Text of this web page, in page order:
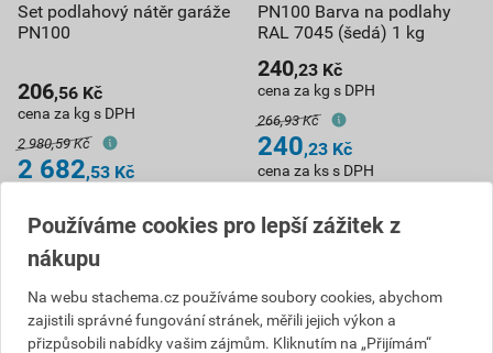
Set podlahový nátěr garáže
PN100
206,56 Kč
cena za kg s DPH
2 980,59 Kč
2 682,53 Kč
Vyberte si prodejnu
Do košíku
PN100 Barva na podlahy
RAL 7045 (šedá) 1 kg
240,23 Kč
cena za kg s DPH
266,93 Kč
240,23 Kč
cena za ks s DPH
Skladem v (1) prodejnách
Do košíku
Používáme cookies pro lepší zážitek z
nákupu
Na webu stachema.cz používáme soubory cookies, abychom
zajistili správné fungování stránek, měřili jejich výkon a
přizpůsobili nabídky vašim zájmům. Kliknutím na „Přijímám“